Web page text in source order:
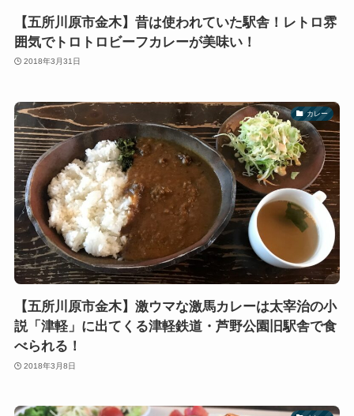
【五所川原市金木】昔は使われていた駅舎！レトロ雰
囲気でトロトロビーフカレーが美味い！
2018年3月31日
カレー
【五所川原市金木】激ウマな激馬カレーは太宰治の小
説「津軽」に出てくる津軽鉄道・芦野公園旧駅舎で食
べられる！
2018年3月8日